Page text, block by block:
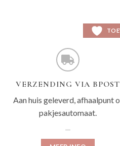
VERZENDING VIA BPOST
Aan huis geleverd, afhaalpunt
pakjesautomaat.